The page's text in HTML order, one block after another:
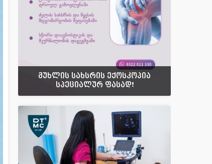
მუხლის სახსრის ექოსკოპია
სპეციალურ ფასად❗️